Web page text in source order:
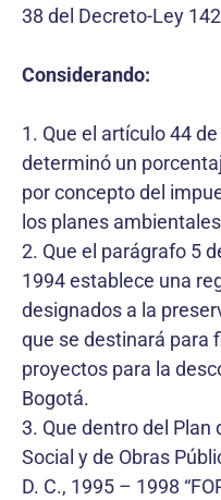
38 del Decreto-Ley
Considerando:
1. Que el artículo 44
determinó un
por concepto del
los planes
2. Que el parágrafo 5
1994 establece una
designados a la
que se destinará para
proyectos para la
Bogotá.
3. Que dentro del Plan
Social y de Obras
D. C., 1995 – 1998